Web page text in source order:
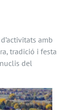
amb
tradició i festa
del